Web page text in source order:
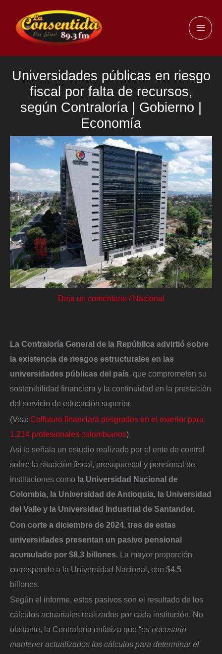
contenido
Universidades públicas en riesgo
fiscal por falta de recursos,
según Contraloría | Gobierno |
Economía
Deja un comentario / Nacional
La Contraloría General de la República advirtió sobre
la existencia de riesgos estructurales en las
universidades públicas del país, que comprometen su
sostenibilidad financiera y la continuidad en la prestación
del servicio de educación superior.
(Vea: Colfuturo financiará posgrados en el exterior para
1.214 profesionales colombianos)
Así lo señala un estudio realizado por el ente de control
sobre la situación fiscal, presupuestal y pensional de
instituciones como la Universidad Nacional de
Colombia, la Universidad de Antioquia, la Universidad
del Valle y la Universidad Industrial de Santander.
Con corte a diciembre de 2024, tres de estas
universidades presentan un pasivo pensional
acumulado por $8,3 billones. La mayor proporción
corresponde a la Universidad Nacional, con $4,5
billones.
Según el informe, estos pasivos son el resultado de los
cálculos actuariales realizados por cada institución. No
obstante, la Contraloría enfatiza que “es necesario
mantener actualizados los cálculos para determinar el